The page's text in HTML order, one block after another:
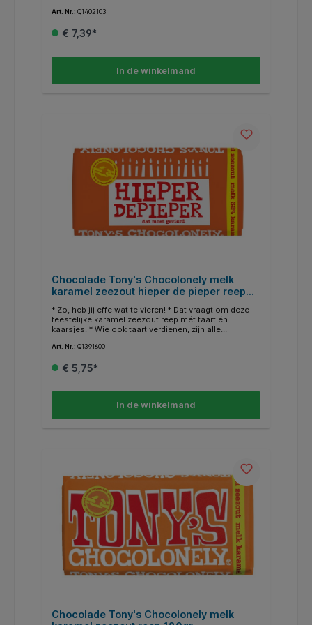
Art. Nr.: Q1402103
€ 7,39*
In de winkelmand
Chocolade Tony's Chocolonely melk
karamel zeezout hieper de pieper reep
* Zo, heb jij effe wat te vieren! * Dat vraagt om deze
feestelijke karamel zeezout reep mét taart én
kaarsjes. * Wie ook taart verdienen, zijn alle
* Onze visie is 100% slaafvrije chocolade. * Niet
wereldwijd. * Hoe meer mensen kiezen voor slaafvrije
Art. Nr.: Q1391600
€ 5,75*
In de winkelmand
Chocolade Tony's Chocolonely melk